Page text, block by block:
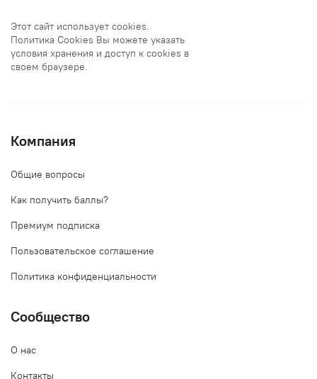
Этот сайт использует cookies.
Политика Cookies Вы можете указать
условия хранения и доступ к cookies в
своем браузере.
Компания
Общие вопросы
Как получить баллы?
Премиум подписка
Пользовательское соглашение
Политика конфиденциальности
Сообщество
О нас
Контакты